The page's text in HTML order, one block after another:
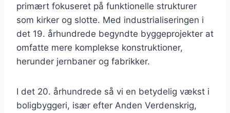
primært fokuseret på funktionelle strukturer
som kirker og slotte. Med industrialiseringen i
det 19. århundrede begyndte byggeprojekter at
omfatte mere komplekse konstruktioner,
herunder jernbaner og fabrikker.
I det 20. århundrede så vi en betydelig vækst i
boligbyggeri, især efter Anden Verdenskrig,